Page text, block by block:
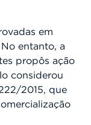
em
entanto, a
propôs ação
considerou
2015, que